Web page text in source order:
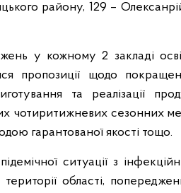
району, 129 –
у кожному 2 закладі
пропозиції щодо
та реалізації
чотиритижневих сезонних
гарантованої якості тощо.
ситуації з
території області,